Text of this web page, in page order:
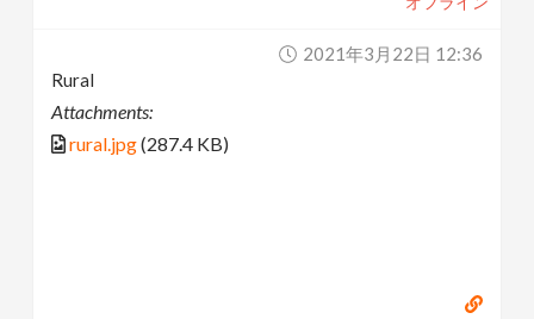
2021年3月22日 12:36
Rural
Attachments:
rural.jpg(287.4 KB)